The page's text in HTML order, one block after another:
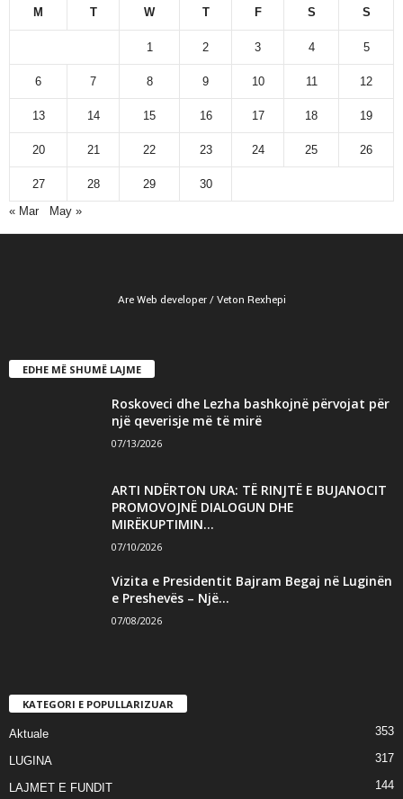
M T W T F S S
1 2 3 4 5
6 7 8 9 10 11 12
13 14 15 16 17 18 19
20 21 22 23 24 25 26
27 28 29
30
« Mar
May »
Are Web developer / Veton Rexhepi
EDHE MË SHUMË LAJME
Roskoveci dhe Lezha bashkojnë përvojat për
një qeverisje më të mirë
07/13/2026
ARTI NDËRTON URA: TË RINJTË E BUJANOCIT
PROMOVOJNË DIALOGUN DHE
MIRËKUPTIMIN...
07/10/2026
Vizita e Presidentit Bajram Begaj në Luginën
e Preshevës – Një...
07/08/2026
KATEGORI E POPULLARIZUAR
Aktuale 353
LUGINA 317
LAJMET E FUNDIT 144